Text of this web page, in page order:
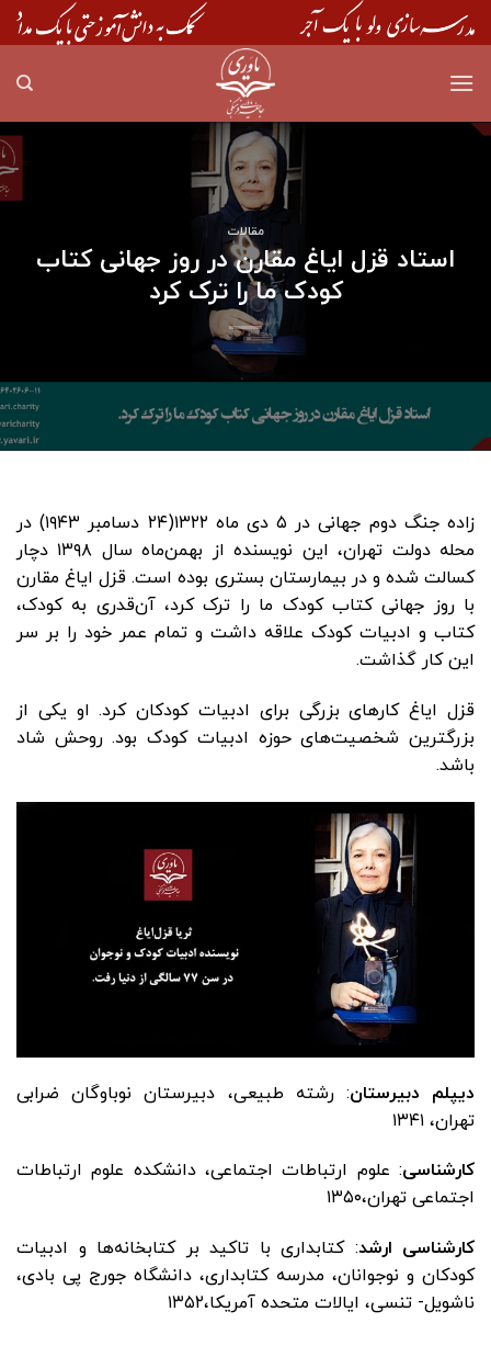
Skip
to
مقالات
استاد قزل ایاغ مقارن در روز جهانی کتاب
کودک ما را ترک کرد
زاده جنگ دوم جهانی‌ در ۵ دی ماه ۱۳۲۲(۲۴ دسامبر ۱۹۴۳) در
محله دولت تهران، این نویسنده از بهمن‌ماه سال ۱۳۹۸ دچار
کسالت شده و در بیمارستان بستری بوده است. قزل ایاغ مقارن
با روز جهانی کتاب کودک ما را ترک کرد، آن‌قدری به کودک،
کتاب و ادبیات کودک علاقه داشت و تمام عمر خود را بر سر
این کار گذاشت.
قزل ایاغ کارهای بزرگی برای ادبیات کودکان کرد. او یکی از
بزرگترین شخصیت‌های حوزه ادبیات کودک بود. روحش شاد
باشد.
دیپلم دبیرستان: رشته طبیعی، دبیرستان نوباوگان ضرابی
تهران، ۱۳۴۱
کارشناسی: علوم ارتباطات اجتماعی، دانشکده علوم ارتباطات
اجتماعی تهران،۱۳۵۰
کارشناسی ارشد: کتابداری با تاکید بر کتابخانه‌ها و ادبیات
کودکان و نوجوانان، مدرسه کتابداری، دانشگاه جورج پی بادی،
ناشویل- تنسی، ایالات متحده آمریکا،۱۳۵۲